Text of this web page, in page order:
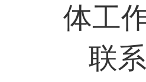
体工
联